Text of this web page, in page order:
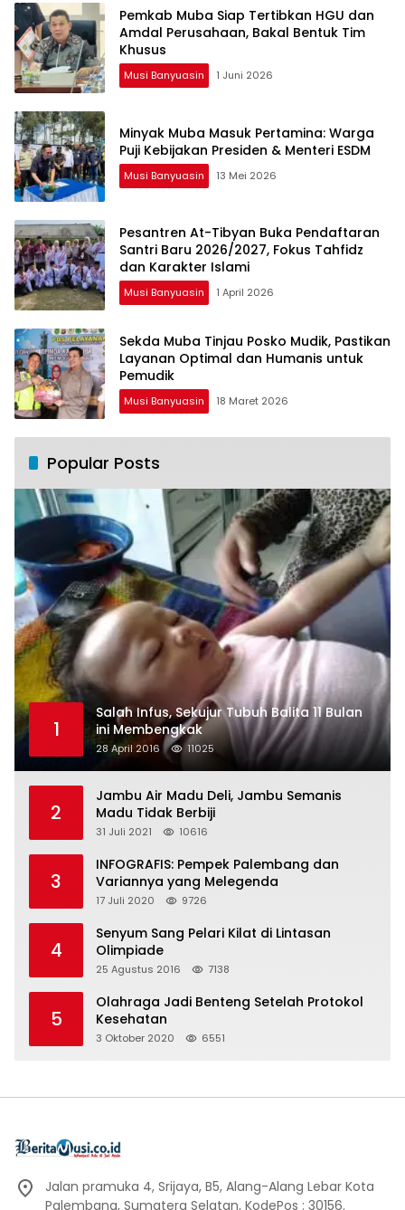
Pemkab Muba Siap Tertibkan HGU dan
Amdal Perusahaan, Bakal Bentuk Tim
Khusus
Musi Banyuasin 1 Juni 2026
Minyak Muba Masuk Pertamina: Warga
Puji Kebijakan Presiden & Menteri ESDM
Musi Banyuasin 13 Mei 2026
Pesantren At-Tibyan Buka Pendaftaran
Santri Baru 2026/2027, Fokus Tahfidz
dan Karakter Islami
Musi Banyuasin 1 April 2026
Sekda Muba Tinjau Posko Mudik, Pastikan
Layanan Optimal dan Humanis untuk
Pemudik
Musi Banyuasin 18 Maret 2026
Popular Posts
1
Salah Infus, Sekujur Tubuh Balita 11 Bulan
ini Membengkak
28 April 2016 11025
2
Jambu Air Madu Deli, Jambu Semanis
Madu Tidak Berbiji
31 Juli 2021 10616
3
INFOGRAFIS: Pempek Palembang dan
Variannya yang Melegenda
17 Juli 2020 9726
4
Senyum Sang Pelari Kilat di Lintasan
Olimpiade
25 Agustus 2016 7138
5
Olahraga Jadi Benteng Setelah Protokol
Kesehatan
3 Oktober 2020 6551
Jalan pramuka 4, Srijaya, B5, Alang-Alang Lebar Kota
Palembang, Sumatera Selatan, KodePos : 30156.